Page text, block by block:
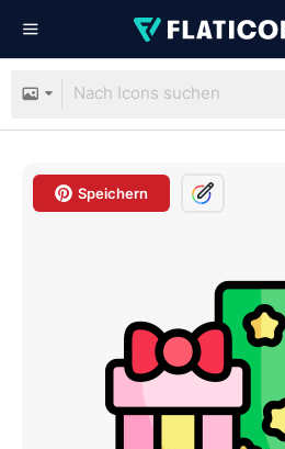
Speichern